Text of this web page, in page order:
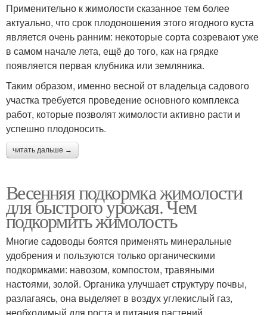
Применительно к жимолости сказанное тем более
актуально, что срок плодоношения этого ягодного куста
является очень ранним: некоторые сорта созревают уже
в самом начале лета, ещё до того, как на грядке
появляется первая клубника или земляника.
Таким образом, именно весной от владельца садового
участка требуется проведение основного комплекса
работ, которые позволят жимолости активно расти и
успешно плодоносить.
читать дальше →
Весенняя подкормка жимолости
для быстрого урожая. Чем
подкормить жимолость
Многие садоводы боятся применять минеральные
удобрения и пользуются только органическими
подкормками: навозом, компостом, травяными
настоями, золой. Органика улучшает структуру почвы,
разлагаясь, она выделяет в воздух углекислый газ,
необходимый для роста и питания растений.